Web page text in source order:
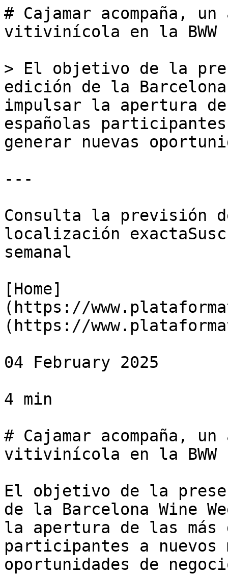
# Cajamar acompaña,
vitivinícola en la BWW
> El objetivo de la
edición de la
impulsar la apertura de
españolas
generar nuevas
---
Consulta la previsión
localización
semanal
[Home]
(https://
(https://
04 February 2025
4 min
# Cajamar acompaña,
vitivinícola en la BWW
El objetivo de la
de la Barcelona Wine
la apertura de las más
participantes a nuevos
oportunidades de